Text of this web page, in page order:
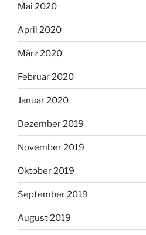
Mai 2020
April 2020
März 2020
Februar 2020
Januar 2020
Dezember 2019
November 2019
Oktober 2019
September 2019
August 2019